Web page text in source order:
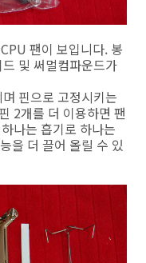
팬이 보입니다. 봉
및 써멀컴파운드가
핀으로 고정시키는
2개를 더 이용하면 팬
나는 흡기로 하나는
을 더 끌어 올릴 수 있